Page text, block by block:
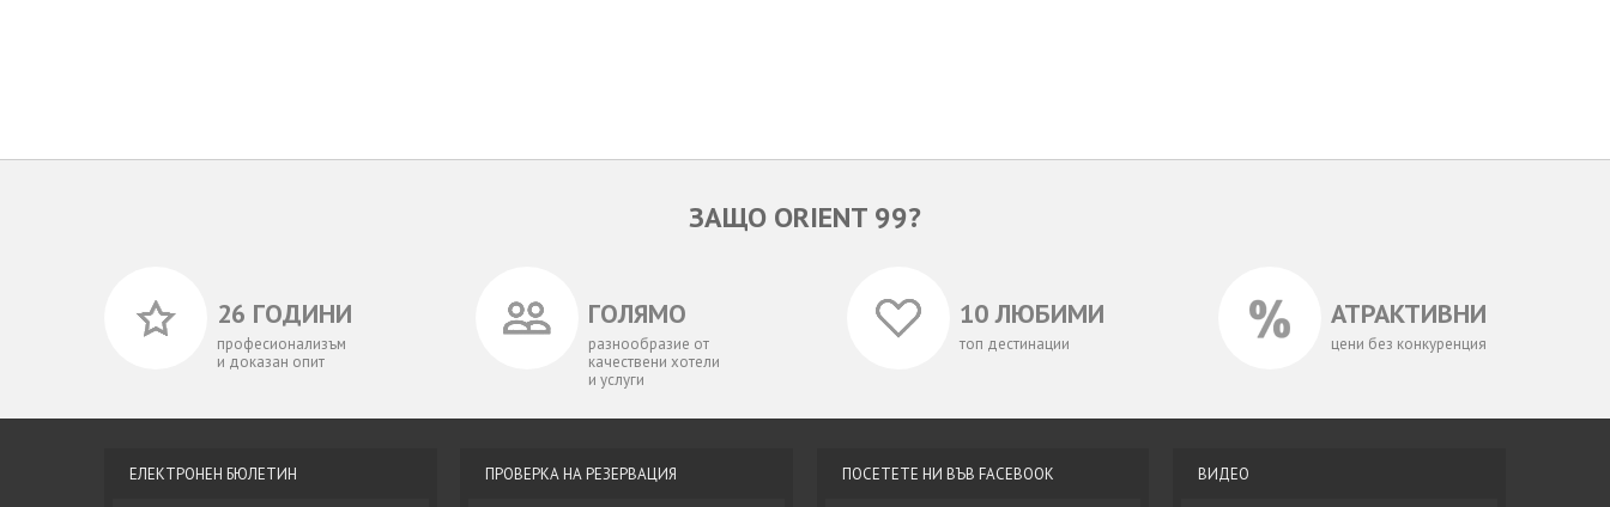
ЗАЩО ORIENT 99?
26 ГОДИНИ
професионализъм
и доказан опит
ГОЛЯМО
разнообразие от
качествени хотели
и услуги
10 ЛЮБИМИ
топ дестинации
АТРАКТИВНИ
цени без конкуренция
ЕЛЕКТРОНЕН БЮЛЕТИН ПРОВЕРКА НА РЕЗЕРВАЦИЯ ПОСЕТЕТЕ НИ ВЪВ FACEBOOK ВИДЕО